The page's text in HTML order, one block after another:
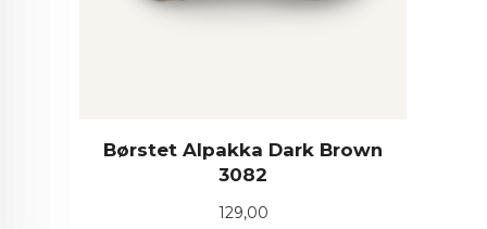
Børstet Alpakka Dark Brown
3082
Pris
129,00